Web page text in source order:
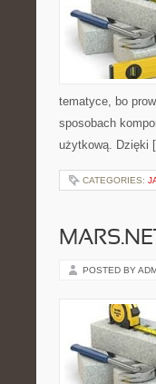
tematyce, bo
sposobach
użytkową. Dzięki
CATEGORIES:
MARS.NET
POSTED BY